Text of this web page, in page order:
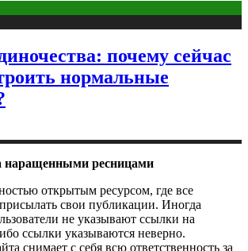
почему сейчас
нормальные
наращенными ресницами
открытым ресурсом, где все
свои публикации. Иногда
не указывают ссылки на
ссылки указываются неверно.
снимает с себя всю ответственность за